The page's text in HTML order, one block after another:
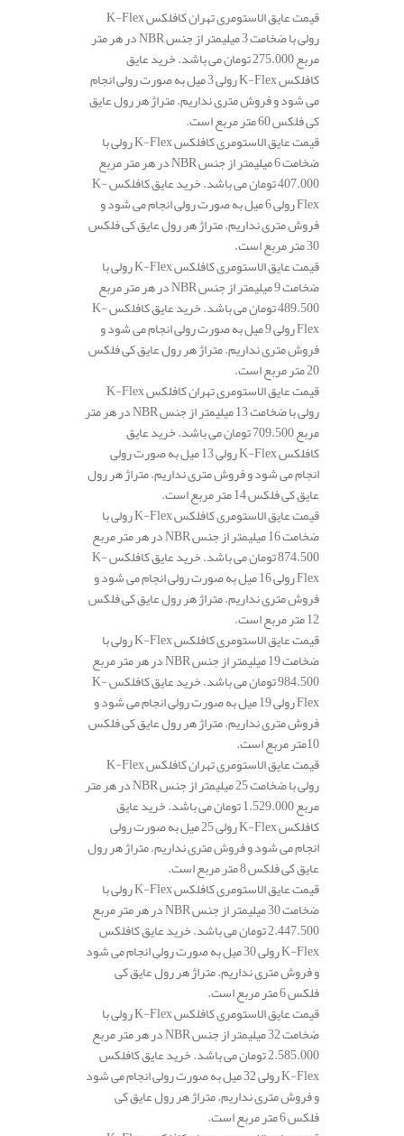
قیمت عایق الاستومری تهران کافلکس K-Flex
رولی با ضخامت 3 میلیمتر از جنس NBR در هر متر
مربع 275.000 تومان می باشد. خرید عایق
کافلکس K-Flex رولی 3 میل به صورت رولی انجام
می شود و فروش متری نداریم. متراژ هر رول عایق
کی فلکس 60 متر مربع است.
قیمت عایق الاستومری کافلکس K-Flex رولی با
ضخامت 6 میلیمتر از جنس NBR در هر متر مربع
407.000 تومان می باشد. خرید عایق کافلکس K-
Flex رولی 6 میل به صورت رولی انجام می شود و
فروش متری نداریم. متراژ هر رول عایق کی فلکس
30 متر مربع است.
قیمت عایق الاستومری کافلکس K-Flex رولی با
ضخامت 9 میلیمتر از جنس NBR در هر متر مربع
489.500 تومان می باشد. خرید عایق کافلکس K-
Flex رولی 9 میل به صورت رولی انجام می شود و
فروش متری نداریم. متراژ هر رول عایق کی فلکس
20 متر مربع است.
قیمت عایق الاستومری تهران کافلکس K-Flex
رولی با ضخامت 13 میلیمتر از جنس NBR در هر متر
مربع 709.500 تومان می باشد. خرید عایق
کافلکس K-Flex رولی 13 میل به صورت رولی
انجام می شود و فروش متری نداریم. متراژ هر رول
عایق کی فلکس 14 متر مربع است.
قیمت عایق الاستومری کافلکس K-Flex رولی با
ضخامت 16 میلیمتر از جنس NBR در هر متر مربع
874.500 تومان می باشد. خرید عایق کافلکس K-
Flex رولی 16 میل به صورت رولی انجام می شود و
فروش متری نداریم. متراژ هر رول عایق کی فلکس
12 متر مربع است.
قیمت عایق الاستومری کافلکس K-Flex رولی با
ضخامت 19 میلیمتر از جنس NBR در هر متر مربع
984.500 تومان می باشد. خرید عایق کافلکس K-
Flex رولی 19 میل به صورت رولی انجام می شود و
فروش متری نداریم. متراژ هر رول عایق کی فلکس
10متر مربع است.
قیمت عایق الاستومری تهران کافلکس K-Flex
رولی با ضخامت 25 میلیمتر از جنس NBR در هر متر
مربع 1.529.000 تومان می باشد. خرید عایق
کافلکس K-Flex رولی 25 میل به صورت رولی
انجام می شود و فروش متری نداریم. متراژ هر رول
عایق کی فلکس 8 متر مربع است.
قیمت عایق الاستومری کافلکس K-Flex رولی با
ضخامت 30 میلیمتر از جنس NBR در هر متر مربع
2.447.500 تومان می باشد. خرید عایق کافلکس
K-Flex رولی 30 میل به صورت رولی انجام می شود
و فروش متری نداریم. متراژ هر رول عایق کی
فلکس 6 متر مربع است.
قیمت عایق الاستومری کافلکس K-Flex رولی با
ضخامت 32 میلیمتر از جنس NBR در هر متر مربع
2.585.000 تومان می باشد. خرید عایق کافلکس
K-Flex رولی 32 میل به صورت رولی انجام می شود
و فروش متری نداریم. متراژ هر رول عایق کی
فلکس 6 متر مربع است.